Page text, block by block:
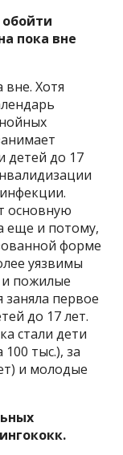
пока вне
вне. Хотя
детей до 17
основную
еще и потому,
форме
уязвимы
и пожилые
первое
до 17 лет.
стали дети
тыс.), за
и молодые